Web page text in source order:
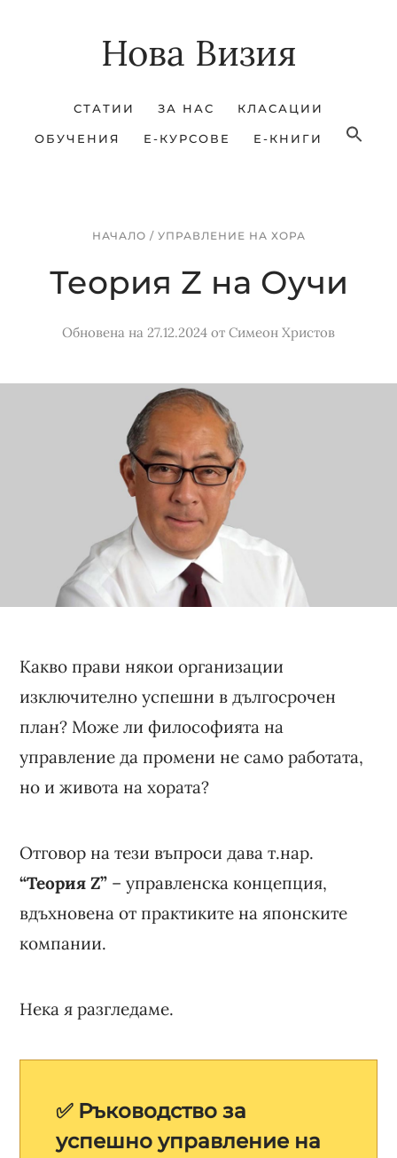
Нова Визия
СТАТИИ ЗА НАС КЛАСАЦИИ
ОБУЧЕНИЯ Е-КУРСОВЕ Е-КНИГИ
НАЧАЛО / УПРАВЛЕНИЕ НА ХОРА
Теория Z на Оучи
Обновена на 27.12.2024 от Симеон Христов
Какво прави някои организации
изключително успешни в дългосрочен
план? Може ли философията на
управление да промени не само работата,
но и живота на хората?
Отговор на тези въпроси дава т.нар.
“Теория Z” – управленска концепция,
вдъхновена от практиките на японските
компании.
Нека я разгледаме.
✅ Ръководство за
успешно управление на